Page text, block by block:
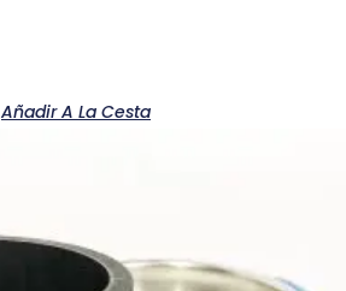
Añadir A La Cesta